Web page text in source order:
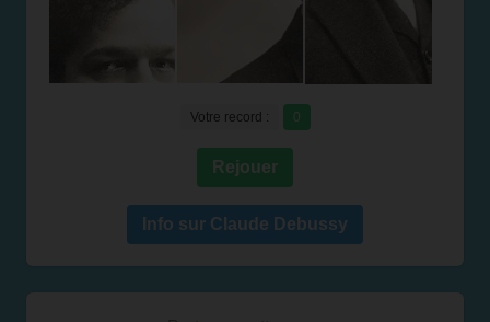
Votre record : 0
Rejouer
Info sur Claude Debussy